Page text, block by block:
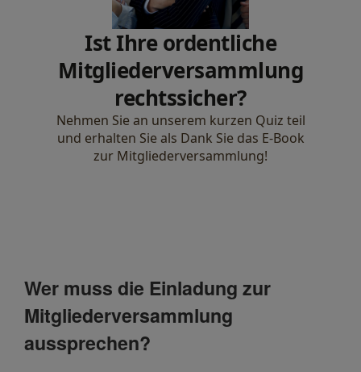
Wer muss die Einladung zur
Mitgliederversammlung
aussprechen?